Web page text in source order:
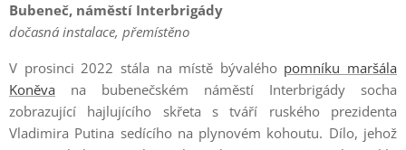
Bubeneč, náměstí Interbrigády
dočasná instalace, přemístěno
V prosinci 2022 stála na místě bývalého pomníku maršála
Koněva na bubenečském náměstí Interbrigády socha
zobrazující hajlujícího skřeta s tváří ruského prezidenta
Vladimira Putina sedícího na plynovém kohoutu. Dílo, jehož